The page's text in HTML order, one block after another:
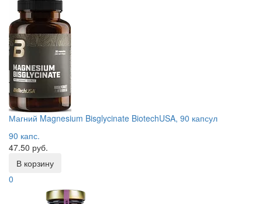
Магний Magnesium Bisglycinate BiotechUSA, 90 капсул
90 капс.
47.50 руб.
В корзину
0